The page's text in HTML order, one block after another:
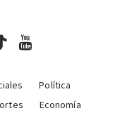
Política
Economía